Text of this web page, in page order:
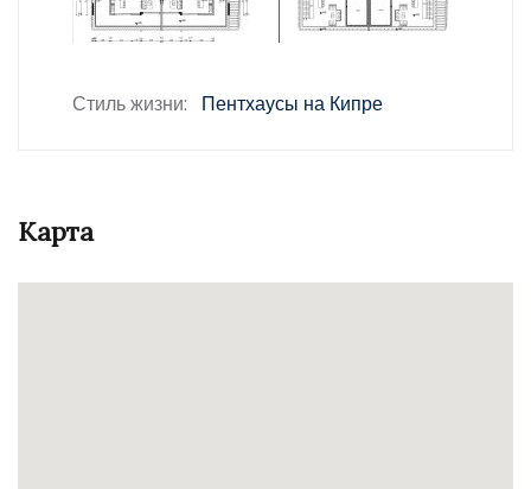
Стиль жизни: Пентхаусы на Кипре
Карта